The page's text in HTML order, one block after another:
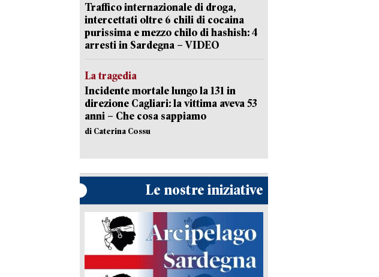
Traffico internazionale di droga,
intercettati oltre 6 chili di cocaina
purissima e mezzo chilo di hashish: 4
arresti in Sardegna – VIDEO
La tragedia
Incidente mortale lungo la 131 in
direzione Cagliari: la vittima aveva 53
anni – Che cosa sappiamo
di Caterina Cossu
Le nostre iniziative